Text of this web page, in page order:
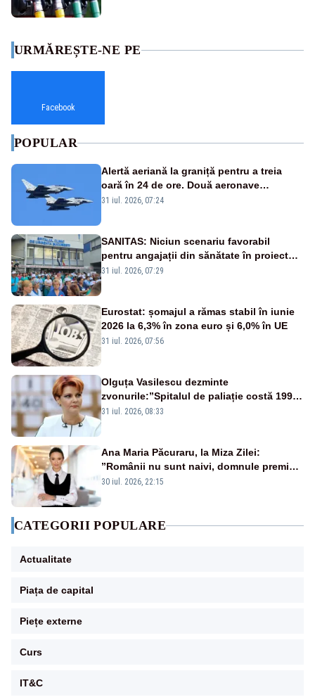
URMĂREȘTE-NE PE
Facebook
POPULAR
Alertă aeriană la graniță pentru a treia
oară în 24 de ore. Două aeronave
Eurofighter britanice au fost ridicate de la
31 iul. 2026, 07:24
SANITAS: Niciun scenariu favorabil
pentru angajații din sănătate în proiectul
Legii salarizării
31 iul. 2026, 07:29
Eurostat: șomajul a rămas stabil în iunie
2026 la 6,3% în zona euro și 6,0% în UE
31 iul. 2026, 07:56
Olguța Vasilescu dezminte
zvonurile:”Spitalul de paliație costă 199
de milioane de euro, nu 500 de milioane”
31 iul. 2026, 08:33
Ana Maria Păcuraru, la Miza Zilei:
”Românii nu sunt naivi, domnule premier
Bolojan”
30 iul. 2026, 22:15
CATEGORII POPULARE
Actualitate
Piața de capital
Piețe externe
Curs
IT&C